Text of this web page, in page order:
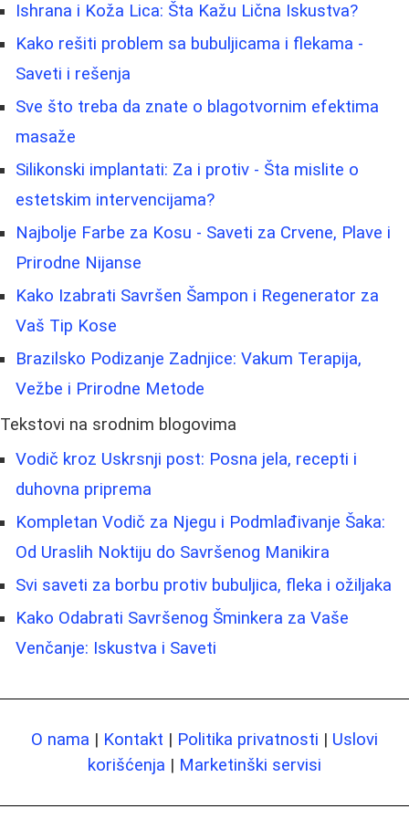
Ishrana i Koža Lica: Šta Kažu Lična Iskustva?
Kako rešiti problem sa bubuljicama i flekama -
Saveti i rešenja
Sve što treba da znate o blagotvornim efektima
masaže
Silikonski implantati: Za i protiv - Šta mislite o
estetskim intervencijama?
Najbolje Farbe za Kosu - Saveti za Crvene, Plave i
Prirodne Nijanse
Kako Izabrati Savršen Šampon i Regenerator za
Vaš Tip Kose
Brazilsko Podizanje Zadnjice: Vakum Terapija,
Vežbe i Prirodne Metode
Tekstovi na srodnim blogovima
Vodič kroz Uskrsnji post: Posna jela, recepti i
duhovna priprema
Kompletan Vodič za Njegu i Podmlađivanje Šaka:
Od Uraslih Noktiju do Savršenog Manikira
Svi saveti za borbu protiv bubuljica, fleka i ožiljaka
Kako Odabrati Savršenog Šminkera za Vaše
Venčanje: Iskustva i Saveti
O nama | Kontakt | Politika privatnosti | Uslovi
korišćenja | Marketinški servisi